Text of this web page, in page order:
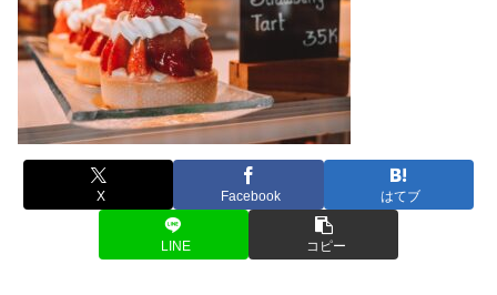
X Facebook はてブ
LINE コピー